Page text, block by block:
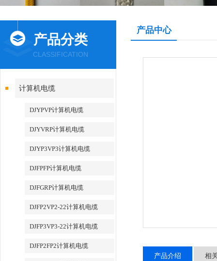
产品分类
CLASSIFICATION
计算机电缆
DJYPVP计算机电缆
DJYVRP计算机电缆
DJYP3VP3计算机电缆
DJFPFP计算机电缆
DJFGRP计算机电缆
DJFP2VP2-22计算机电缆
DJFP3VP3-22计算机电缆
DJFP2FP2计算机电缆
产品中心
产品介绍 相